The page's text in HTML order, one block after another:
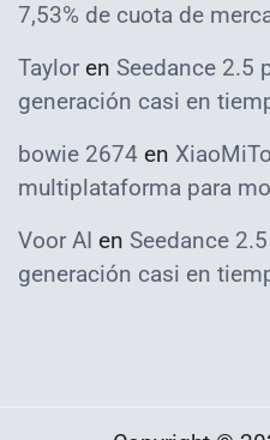
7,53% de cuota de
Taylor en Seedance 2.5
generación casi en
bowie 2674 en
multiplataforma para
Voor AI en Seedance
generación casi en